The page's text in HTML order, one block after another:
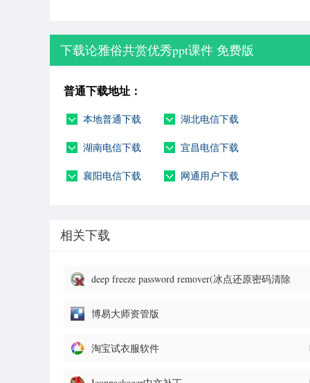
下载论雅俗共赏优秀ppt课件 免费版
普通下载地址：
本地普通下载 湖北电信下载
湖南电信下载 宜昌电信下载
襄阳电信下载 网通用户下载
相关下载
deep freeze password remover(冰点还原密码清除
博易大师资管版
淘宝试衣服软件